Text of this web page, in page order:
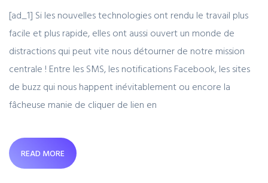
[ad_1] Si les nouvelles technologies ont rendu le travail plus
facile et plus rapide, elles ont aussi ouvert un monde de
distractions qui peut vite nous détourner de notre mission
centrale ! Entre les SMS, les notifications Facebook, les sites
de buzz qui nous happent inévitablement ou encore la
fâcheuse manie de cliquer de lien en
READ MORE